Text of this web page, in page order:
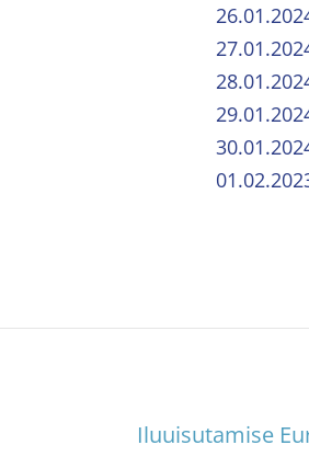
Iluuisutamise